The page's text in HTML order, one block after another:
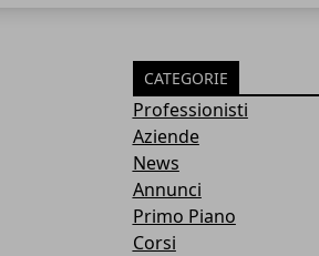
CATEGORIE
Professionisti
Aziende
News
Annunci
Primo Piano
Corsi